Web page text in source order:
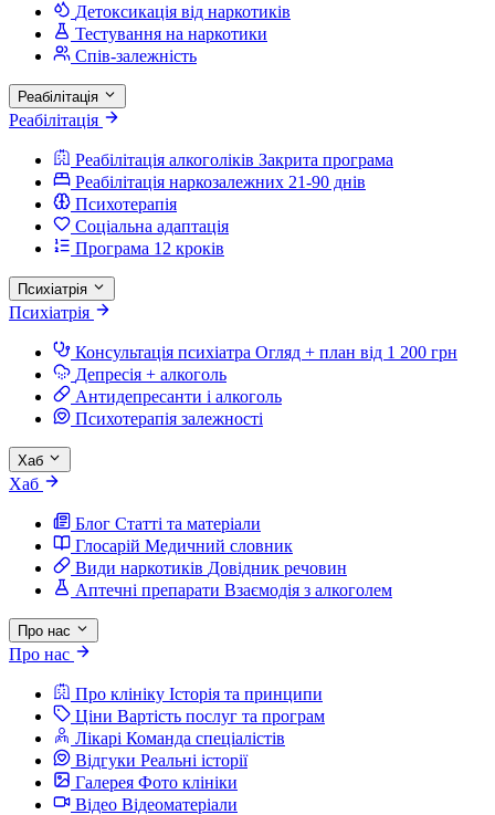
Детоксикація від наркотиків
Тестування на наркотики
Спів-залежність
Реабілітація
Реабілітація
Реабілітація алкоголіків Закрита програма
Реабілітація наркозалежних 21-90 днів
Психотерапія
Соціальна адаптація
Програма 12 кроків
Психіатрія
Психіатрія
Консультація психіатра Огляд + план від 1 200 грн
Депресія + алкоголь
Антидепресанти і алкоголь
Психотерапія залежності
Хаб
Хаб
Блог Статті та матеріали
Глосарій Медичний словник
Види наркотиків Довідник речовин
Аптечні препарати Взаємодія з алкоголем
Про нас
Про нас
Про клініку Історія та принципи
Ціни Вартість послуг та програм
Лікарі Команда спеціалістів
Відгуки Реальні історії
Галерея Фото клініки
Відео Відеоматеріали